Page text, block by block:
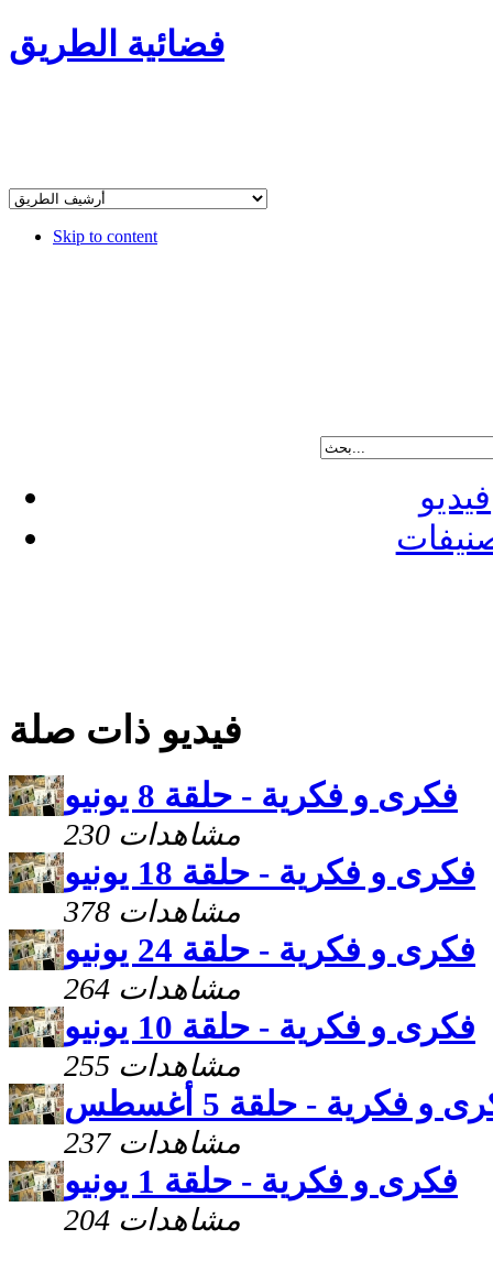
فضائية الطريق
Skip to content
فيديو
فيديو ذات صلة
فكرى و فكرية - حلقة 8 يونيو
230 مشاهدات
فكرى و فكرية - حلقة 18 يونيو
378 مشاهدات
فكرى و فكرية - حلقة 24 يونيو
264 مشاهدات
فكرى و فكرية - حلقة 10 يونيو
255 مشاهدات
و فكرية - حلقة 5 أغسطس
237 مشاهدات
فكرى و فكرية - حلقة 1 يونيو
204 مشاهدات